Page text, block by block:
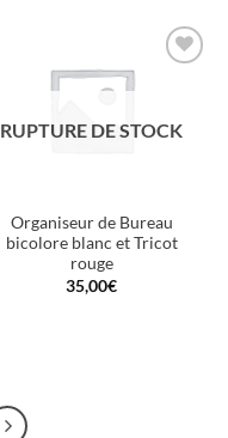
RUPTURE DE STOCK
Organiseur de Bureau
bicolore blanc et Tricot
rouge
35,00€